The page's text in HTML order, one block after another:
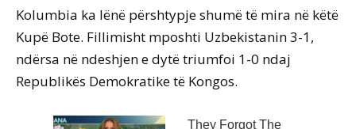
Kolumbia ka lënë përshtypje shumë të mira në këtë
Kupë Bote. Fillimisht mposhti Uzbekistanin 3-1,
ndërsa në ndeshjen e dytë triumfoi 1-0 ndaj
Republikës Demokratike të Kongos.